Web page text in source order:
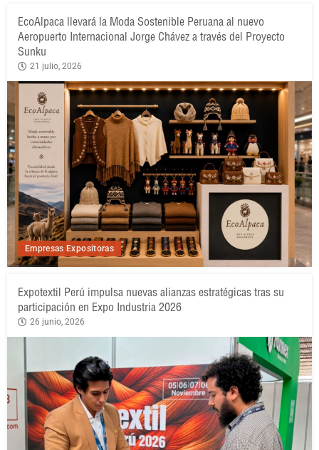
Empresas Expositoras
EcoAlpaca llevará la Moda Sostenible Peruana al nuevo
Aeropuerto Internacional Jorge Chávez a través del Proyecto
Sunku
21 julio, 2026
Expotextil Perú impulsa nuevas alianzas estratégicas tras su
participación en Expo Industria 2026
26 junio, 2026